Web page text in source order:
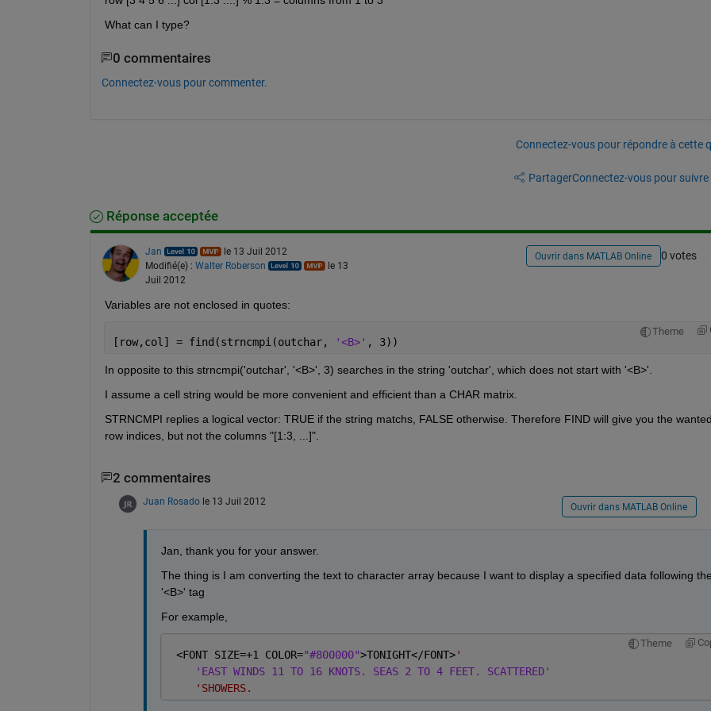
What can I type?
0 commentaires
Connectez-vous pour commenter.
Connectez-vous pour répondre à cette
PartagerConnectez-vous pour suivre
Réponse acceptée
Jan
le 13 Juil 2012
Modifié(e) : Walter Roberson
le 13
Juil 2012
Ouvrir dans MATLAB Online 0 votes
Variables are not enclosed in quotes:
Theme
[row,col] = find(strncmpi(outchar, '<B>' , 3))
In opposite to this strncmpi('outchar', '<B>', 3) searches in the string 'outchar', which does not start with '<B>'.
I assume a cell string would be more convenient and efficient than a CHAR matrix.
STRNCMPI replies a logical vector: TRUE if the string matchs, FALSE otherwise. Therefore FIND will give you the wanted
row indices, but not the columns "[1:3, ...]".
2 commentaires
Juan Rosado le 13 Juil 2012 Ouvrir dans MATLAB Online
Jan, thank you for your answer.
The thing is I am converting the text to character array because I want to display a specified data following the
'<B>' tag
For example,
Theme
<FONT SIZE=+1 COLOR="#800000">TONIGHT</FONT>'
'EAST WINDS 11 TO 16 KNOTS. SEAS 2 TO 4 FEET. SCATTERED'
'SHOWERS.